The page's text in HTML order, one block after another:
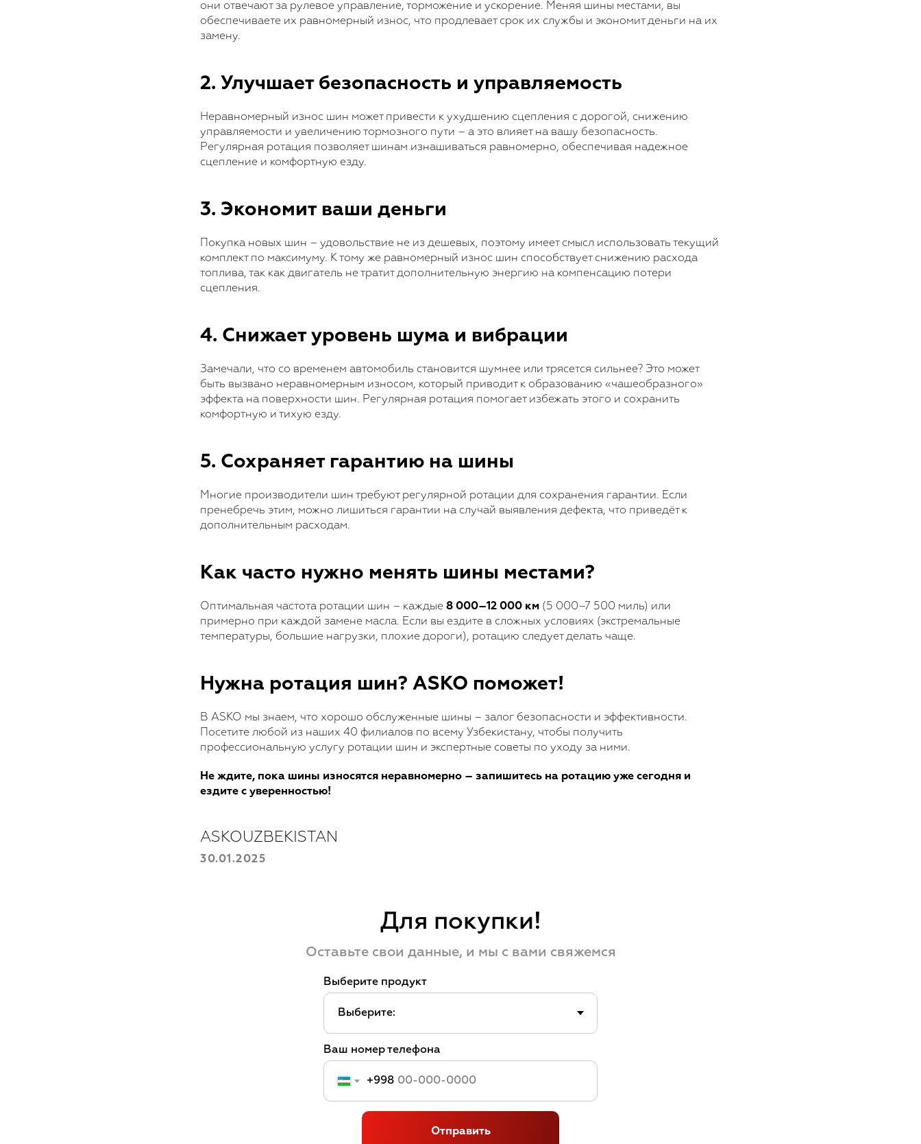
они отвечают за рулевое управление, торможение и ускорение. Меняя шины местами, вы
обеспечиваете их равномерный износ, что продлевает срок их службы и экономит деньги на их
замену.
2. Улучшает безопасность и управляемость
Неравномерный износ шин может привести к ухудшению сцепления с дорогой, снижению
управляемости и увеличению тормозного пути – а это влияет на вашу безопасность.
Регулярная ротация позволяет шинам изнашиваться равномерно, обеспечивая надежное
сцепление и комфортную езду.
3. Экономит ваши деньги
Покупка новых шин – удовольствие не из дешевых, поэтому имеет смысл использовать текущий
комплект по максимуму. К тому же равномерный износ шин способствует снижению расхода
топлива, так как двигатель не тратит дополнительную энергию на компенсацию потери
сцепления.
4. Снижает уровень шума и вибрации
Замечали, что со временем автомобиль становится шумнее или трясется сильнее? Это может
быть вызвано неравномерным износом, который приводит к образованию «чашеобразного»
эффекта на поверхности шин. Регулярная ротация помогает избежать этого и сохранить
комфортную и тихую езду.
5. Сохраняет гарантию на шины
Многие производители шин требуют регулярной ротации для сохранения гарантии. Если
пренебречь этим, можно лишиться гарантии на случай выявления дефекта, что приведёт к
дополнительным расходам.
Как часто нужно менять шины местами?
Оптимальная частота ротации шин – каждые 8 000–12 000 км (5 000–7 500 миль) или
примерно при каждой замене масла. Если вы ездите в сложных условиях (экстремальные
температуры, большие нагрузки, плохие дороги), ротацию следует делать чаще.
Нужна ротация шин? ASKO поможет!
В ASKO мы знаем, что хорошо обслуженные шины – залог безопасности и эффективности.
Посетите любой из наших 40 филиалов по всему Узбекистану, чтобы получить
профессиональную услугу ротации шин и экспертные советы по уходу за ними.
Не ждите, пока шины износятся неравномерно – запишитесь на ротацию уже сегодня и
ездите с уверенностью!
ASKOUZBEKISTAN
30.01.2025
Оставьте свои данные, и мы с вами свяжемся
Для покупки!
Выберите продукт
Ваш номер телефона
+998
Отправить